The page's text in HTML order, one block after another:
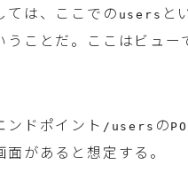
ては、ここでの users と
うことだ。ここはビュ
ンドポイント /users の
面があると想定する。